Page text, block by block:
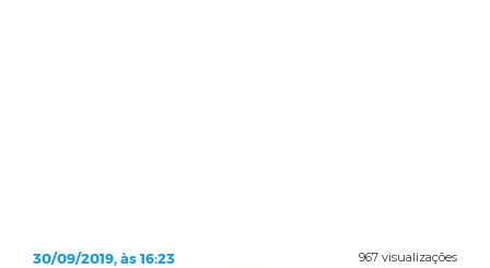
967 visualizações
30/09/2019, às 16:23